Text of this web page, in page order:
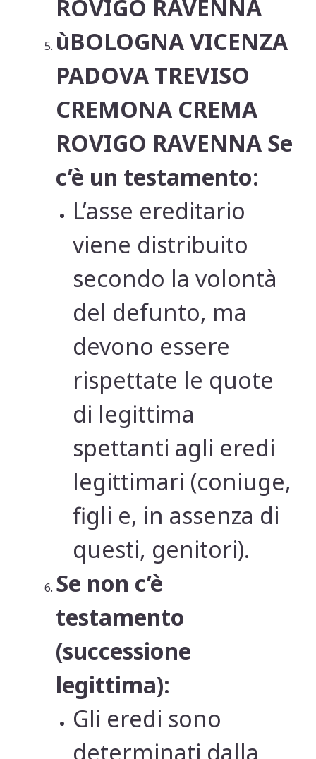
ROVIGO RAVENNA
ùBOLOGNA VICENZA
PADOVA TREVISO
CREMONA CREMA
ROVIGO RAVENNA Se
c’è un testamento:
L’asse ereditario
viene distribuito
secondo la volontà
del defunto, ma
devono essere
rispettate le quote
di legittima
spettanti agli eredi
legittimari (coniuge,
figli e, in assenza di
questi, genitori).
Se non c’è
testamento
(successione
legittima):
Gli eredi sono
determinati dalla